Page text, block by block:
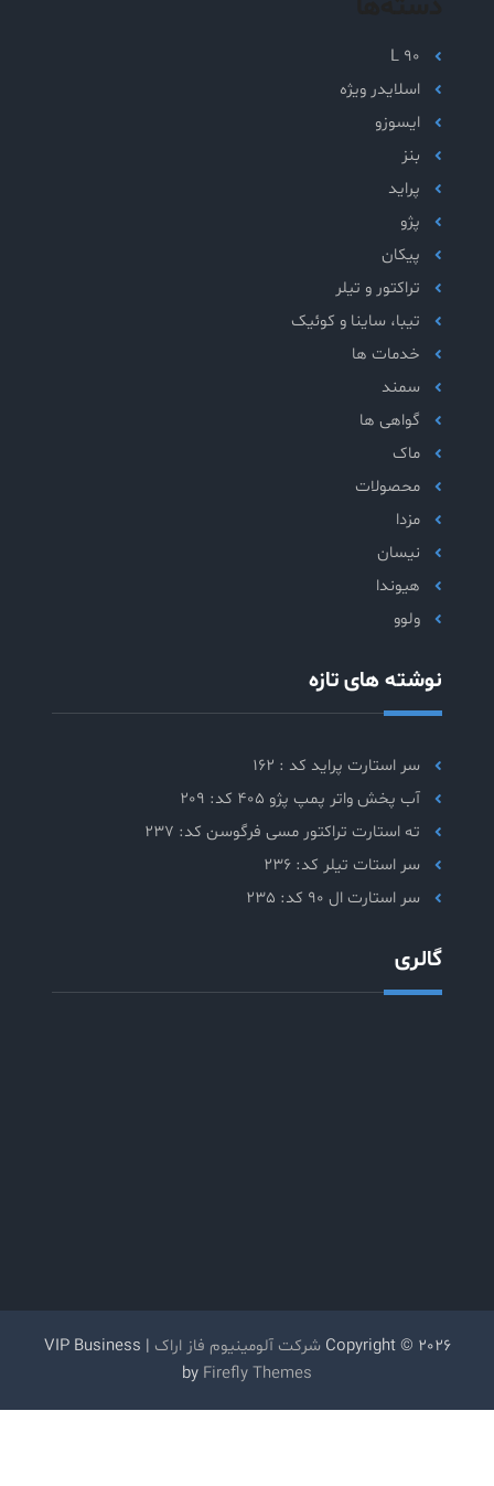
L 90
اسلایدر ویژه
ایسوزو
بنز
پراید
پژو
پیکان
تراکتور و تیلر
تیبا، ساینا و کوئیک
خدمات ها
سمند
گواهی ها
ماک
محصولات
مزدا
نیسان
هیوندا
ولوو
نوشته های تازه
سر استارت پراید کد : 162
آب پخش واتر پمپ پژو 405 کد: 209
ته استارت تراکتور مسی فرگوسن کد: 237
سر استات تیلر کد: 236
سر استارت ال 90 کد: 235
گالری